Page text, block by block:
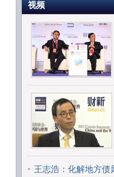
视频
王志浩：化解地方债